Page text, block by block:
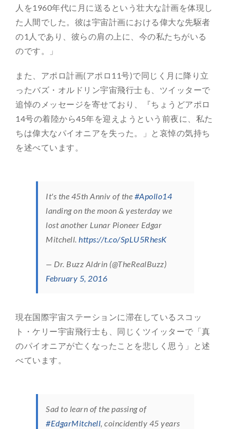
人を1960年代に月に送るという壮大な計画を体現し
た人間でした。彼は宇宙計画における偉大な先駆者
の1人であり、彼らの肩の上に、今の私たちがいる
のです。」
また、アポロ計画(アポロ11号)で同じく月に降り立
ったバズ・オルドリン宇宙飛行士も、ツイッターで
追悼のメッセージを寄せており、『ちょうどアポロ
14号の着陸から45年を迎えようという前夜に、私た
ちは偉大なパイオニアを失った。」と哀悼の気持ち
を述べています。
It's the 45th Anniv of the #Apollo14
landing on the moon & yesterday we
lost another Lunar Pioneer Edgar
Mitchell. https://t.co/SpLU5RhesK
— Dr. Buzz Aldrin (@TheRealBuzz)
February 5, 2016
現在国際宇宙ステーションに滞在しているスコッ
ト・ケリー宇宙飛行士も、同じくツイッターで「真
のパイオニアが亡くなったことを悲しく思う」と述
べています。
Sad to learn of the passing of
#EdgarMitchell, coincidently 45 years